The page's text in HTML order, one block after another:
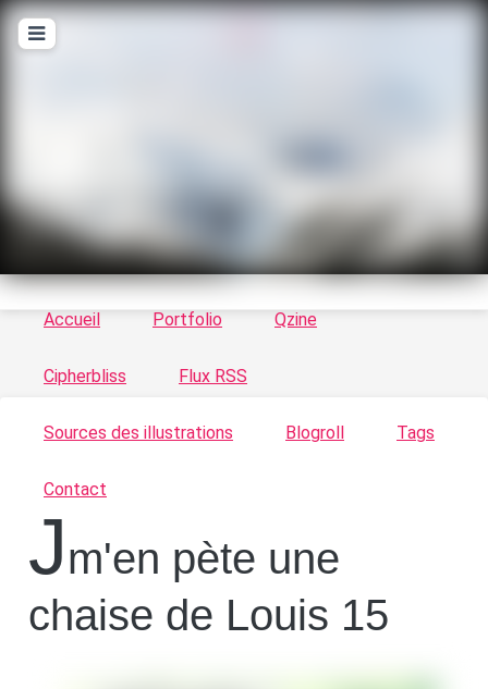
Le vortex à chats - Illustrations, trucs en tout
genre par Tykayn
Accueil Portfolio Qzine
Cipherbliss Flux RSS
Sources des illustrations Blogroll Tags
Contact
Jm'en pète une
chaise de Louis 15